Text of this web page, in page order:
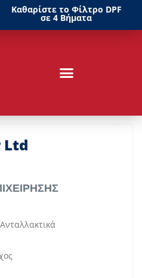
Καθαρίστε το Φίλτρο DPF
σε 4 Βήματα
Ltd